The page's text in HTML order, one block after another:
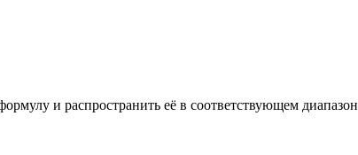
и распространить её в соответствующем